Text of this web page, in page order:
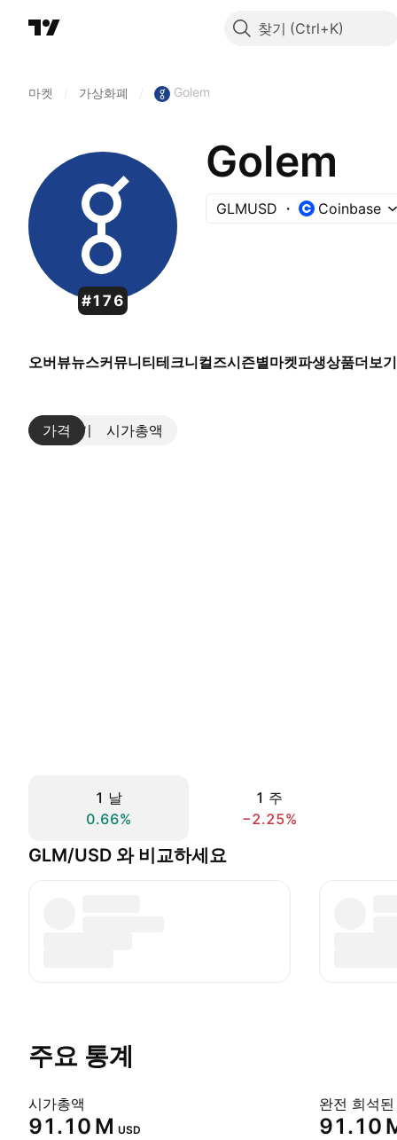
찾기
마켓 가상화폐 Golem
#176
Golem
GLMUSD Coinbase
오버뷰뉴스커뮤니티테크니컬즈시즌별마켓파생상품더보기
가격 시가총액
더보기
1 날
0.66%
1 주
−2.25%
GLM/USD 와 비교하세요
주요 통계
시가총액
‪91.10 M‬ USD
완전 희석
‪91.10